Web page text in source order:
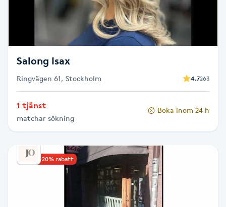
Funktionsanalys
Gel naglar
Gellack
Gellack med förstärkning
Salong Isax
Ringvägen 61, Stockholm 4.7263
1 tjänst
matchar sökning
Boka inom 24 h
Upp till 20% rabatt